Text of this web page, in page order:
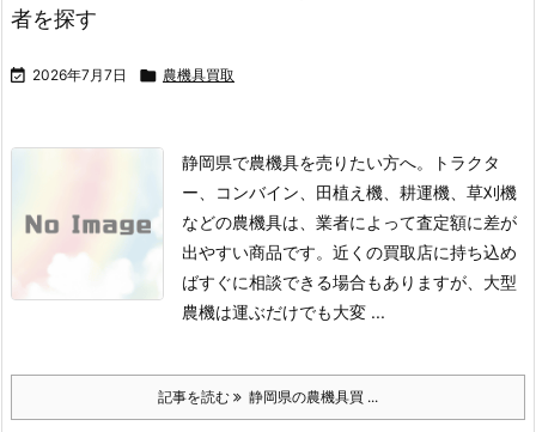
者を探す
 2026年7月7日  農機具買取
静岡県で農機具を売りたい方へ。トラクタ
ー、コンバイン、田植え機、耕運機、草刈機
などの農機具は、業者によって査定額に差が
出やすい商品です。 近くの買取店に持ち込め
ばすぐに相談できる場合もありますが、大型
農機は運ぶだけでも大変 ...
記事を読む 静岡県の農機具買 ...